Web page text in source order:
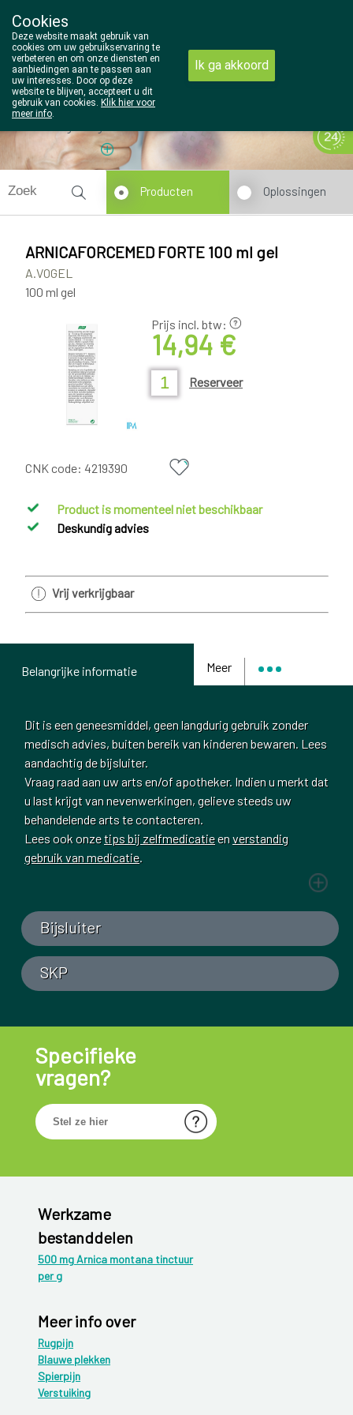
014/810298
Producten Oplossingen
ARNICAFORCEMED FORTE 100 ml gel
A.VOGEL
100 ml gel
Prijs incl. btw:
14,94 €
Reserveer
CNK code: 4219390
Product is momenteel niet beschikbaar
Deskundig advies
Vrij verkrijgbaar
Meer
Belangrijke informatie
Dit is een geneesmiddel, geen langdurig gebruik zonder
medisch advies, buiten bereik van kinderen bewaren. Lees
aandachtig de bijsluiter.
Vraag raad aan uw arts en/of apotheker. Indien u merkt dat
u last krijgt van nevenwerkingen, gelieve steeds uw
behandelende arts te contacteren.
Lees ook onzetips bij zelfmedicatieenverstandig
gebruik van medicatie.
Bijsluiter
SKP
Specifieke
vragen?
Werkzame
bestanddelen
500 mg Arnica montana tinctuur
per g
Meer info over
Rugpijn
Blauwe plekken
Spierpijn
Verstuiking
Cookies
Deze website maakt gebruik van
cookies om uw gebruikservaring te
verbeteren en om onze diensten en
aanbiedingen aan te passen aan
uw interesses. Door op deze
website te blijven, accepteert u dit
gebruik van cookies. Klik hier voor
meer info.
Ik ga akkoord